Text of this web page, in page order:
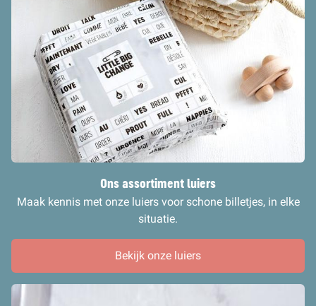
Ons assortiment luiers
Maak kennis met onze luiers voor schone billetjes, in elke
situatie.
Bekijk onze luiers